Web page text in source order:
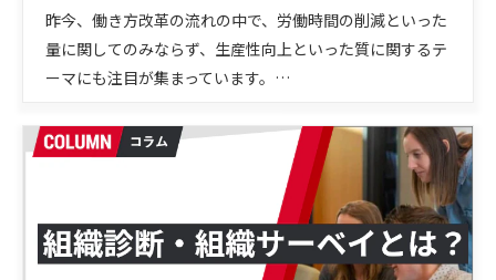
昨今、働き方改革の流れの中で、労働時間の削減といった
量に関してのみならず、生産性向上といった質に関するテ
ーマにも注目が集まっています。…